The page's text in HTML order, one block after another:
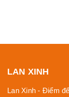
LAN XINH
Lan Xinh - Điểm